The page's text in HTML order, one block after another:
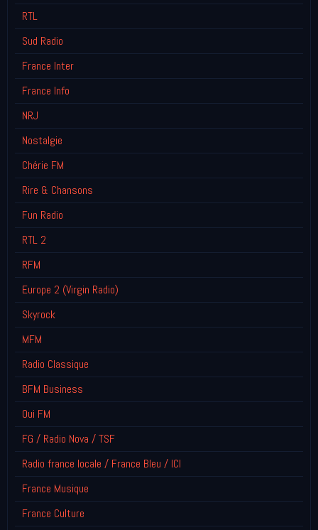
RTL
Sud Radio
France Inter
France Info
NRJ
Nostalgie
Chérie FM
Rire & Chansons
Fun Radio
RTL 2
RFM
Europe 2 (Virgin Radio)
Skyrock
MFM
Radio Classique
BFM Business
Oui FM
FG / Radio Nova / TSF
Radio france locale / France Bleu / ICI
France Musique
France Culture